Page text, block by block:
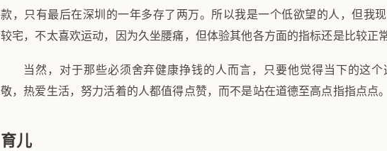
款，只有最后在深圳的一年多存了两万。所以我是一个低欲望的人，但我
较宅，不太喜欢运动，因为久坐腰痛，但体验其他各方面的指标还是比较正常
当然，对于那些必须舍弃健康挣钱的人而言，只要他觉得当下的这
敬，热爱生活，努力活着的人都值得点赞，而不是站在道德至高点指指点点。
育儿